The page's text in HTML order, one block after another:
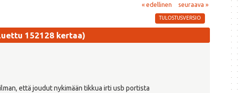
« edellinen seuraava »
TULOSTUSVERSIO
152128 kertaa)
että joudut nykimään tikkua irti usb portista